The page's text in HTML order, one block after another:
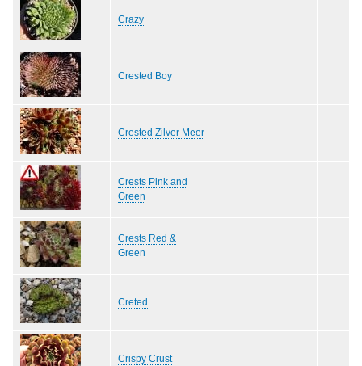
Crazy
Crested Boy
Crested Zilver Meer
Crests Pink and
Green
Crests Red &
Green
Creted
Crispy Crust